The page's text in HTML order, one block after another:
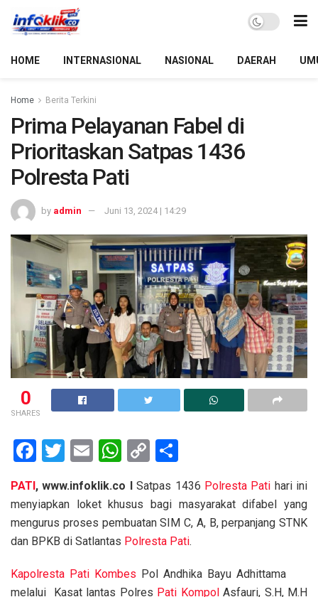
HOME INTERNASIONAL NASIONAL DAERAH
Home Berita Terkini
Prima Pelayanan Fabel di
Prioritaskan Satpas 1436
Polresta Pati
by admin Juni 13, 2024 | 14:29
0
SHARES
F
ce
b
o
o
k
T
tt
er
E
ail
W
at
s
A
p
p
C
py
Li
n
k
ar
e
PATI, www.infoklik.co ISatpas 1436 Polresta Pati hari ini
menyiapkan loket khusus bagi masyarakat difabel yang
mengurus proses pembuatan SIM C, A, B, perpanjang STNK
dan BPKB di Satlantas Polresta Pati.
Kapolresta Pati Kombes Pol Andhika Bayu Adhittama
melalui Kasat lantas Polres Pati KompolAsfauri, S.H, M.H